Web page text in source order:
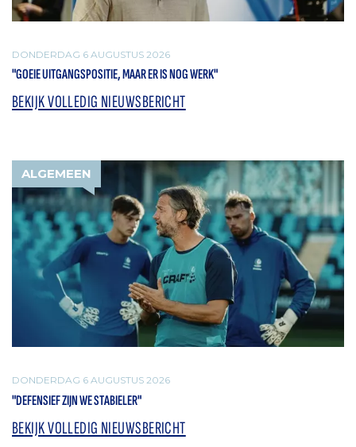
DONDERDAG 6 AUGUSTUS 2026
"GOEIE UITGANGSPOSITIE, MAAR ER IS NOG WERK"
BEKIJK VOLLEDIG NIEUWSBERICHT
ALGEMEEN
DONDERDAG 6 AUGUSTUS 2026
"DEFENSIEF ZIJN WE STABIELER"
BEKIJK VOLLEDIG NIEUWSBERICHT